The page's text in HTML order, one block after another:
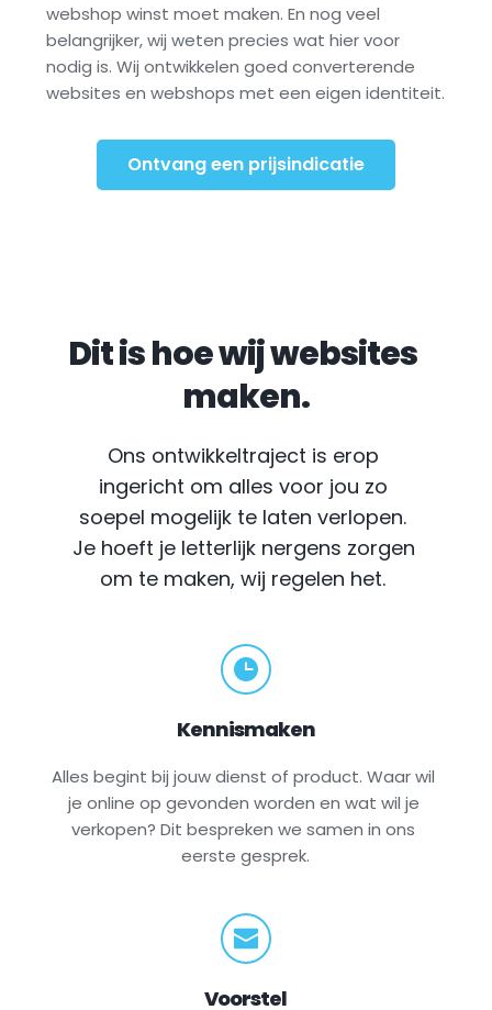
webshop winst moet maken. En nog veel
belangrijker, wij weten precies wat hier voor
nodig is. Wij ontwikkelen goed converterende
websites en webshops met een eigen identiteit.
Ontvang een prijsindicatie
Dit is hoe wij websites
maken.
Ons ontwikkeltraject is erop
ingericht om alles voor jou zo
soepel mogelijk te laten verlopen.
Je hoeft je letterlijk nergens zorgen
om te maken, wij regelen het.
Kennismaken
Alles begint bij jouw dienst of product. Waar wil
je online op gevonden worden en wat wil je
verkopen? Dit bespreken we samen in ons
eerste gesprek.
Voorstel